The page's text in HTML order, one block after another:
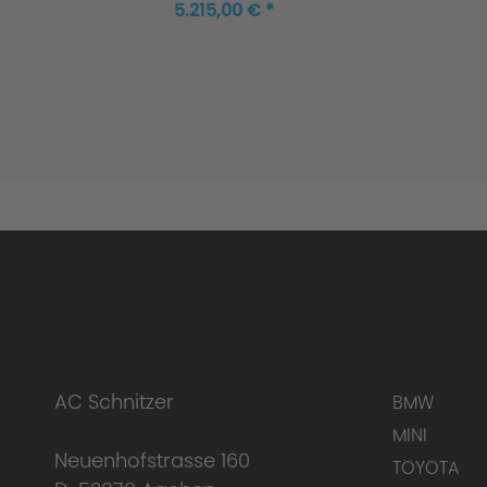
5.215,00 € *
AC Schnitzer
Neuenhofstrasse 160
BMW
MINI
TOYOTA